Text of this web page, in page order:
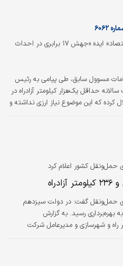
و استفاده از فناوری‌‌‌های نوین،
راهکاری موثر برای ارتقای کارآیی و کاهش
انسانی، از اهمیت بالایی برخوردار
رانندگان در جاده‌‌‌ها، برای افزایش
کیفیت خدمات‌‌‌رسانی در…
«دنیای‌اقتصاد» ایده «جهش ۱۷ برابری در احداث
۶۰۶۲
مسوول سابق، طی پیامی ‌‌به رئیس
حداقل یک‌هزار کیلومتر آزادراه در
که این موضوع نیاز ارزی نداشته و
بود.…
کشور اعلام کرد
حمل‌ونقل گفت: در دولت سیزدهم
کیلومتر آزادراه به بهره‌‌‌برداری رسید. به گزارش
راه و شهرسازی و مدیرعامل شرکت